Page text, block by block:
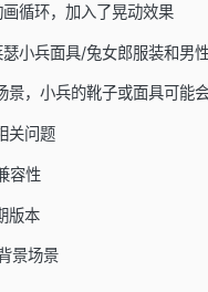
循环，加入了晃动效果
小兵面具/兔女郎服装和男
，小兵的靴子或面具可能
关问题
容性
版本
景场景